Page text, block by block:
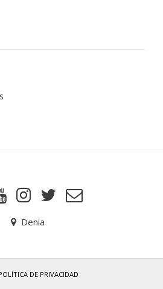
Denia
DE PRIVACIDAD